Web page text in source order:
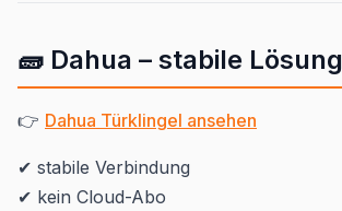
🧱 Dahua – stabile Lösung
👉 Dahua Türklingel ansehen
✔ stabile Verbindung
✔ kein Cloud-Abo